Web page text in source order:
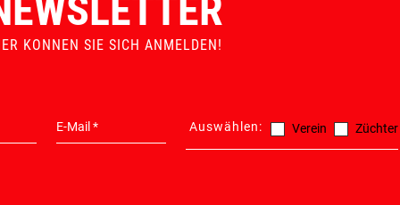
KONNEN SIE SICH ANMELDEN!
Auswählen: Verein Züchter